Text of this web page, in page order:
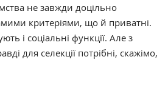
не завжди доцільно
критеріями, що й приватні.
і соціальні функції. Але з
для селекції потрібні, скажімо,